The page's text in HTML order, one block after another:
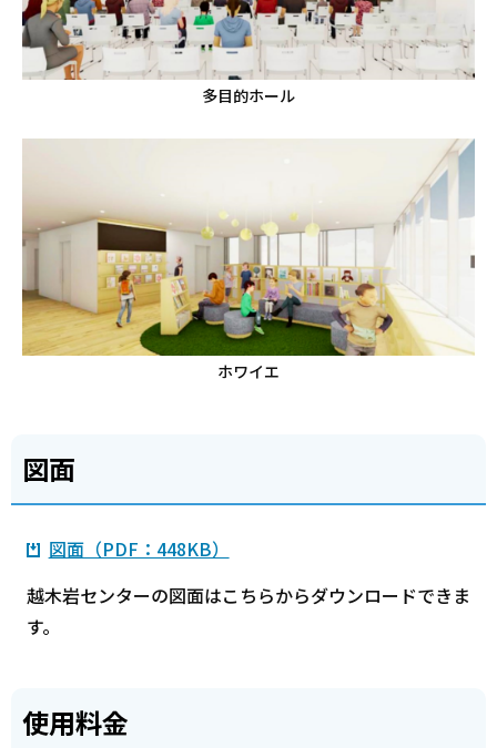
多目的ホール
ホワイエ
図面
図面（PDF：448KB）
越木岩センターの図面はこちらからダウンロードできま
す。
使用料金